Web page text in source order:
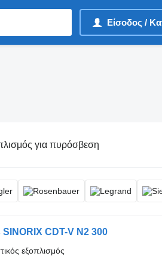
Είσοδος /
για πυρόσβεση
CDT-V N2 300
εξοπλισμός